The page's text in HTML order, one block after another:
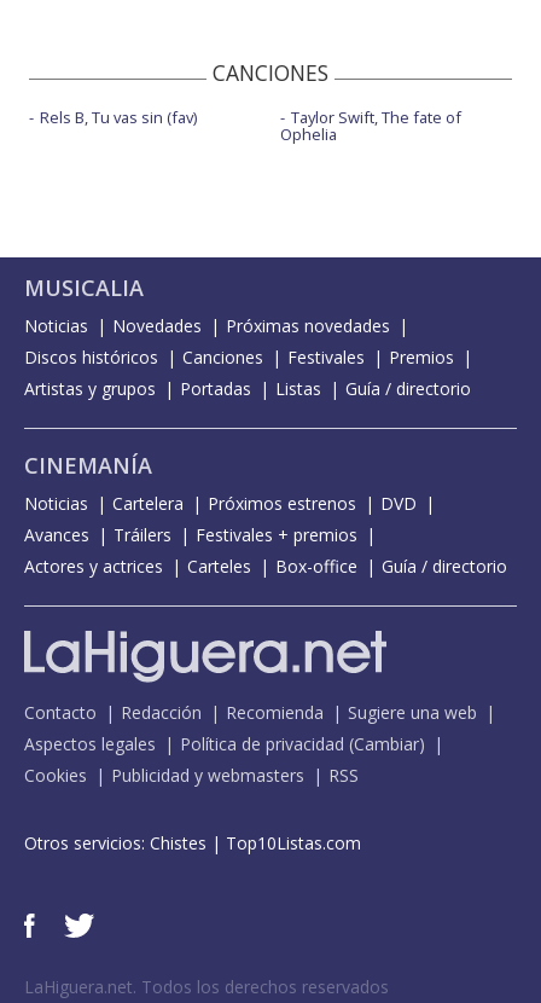
CANCIONES
Rels B, Tu vas sin (fav) Taylor Swift, The fate of
Ophelia
MUSICALIA
Noticias Novedades
Próximas novedades
Discos históricos
Canciones Festivales
Premios
Artistas y grupos
Portadas Listas Guía / directorio
CINEMANÍA
Noticias Cartelera Próximos estrenos
DVD
Avances
Tráilers
Festivales + premios
Actores y actrices
Carteles Box-office Guía / directorio
Contacto Redacción Recomienda
Sugiere una web
Aspectos legales
Política de privacidad (Cambiar)
Cookies
Publicidad y webmasters RSS
Otros servicios: Chistes | Top10Listas.com
LaHiguera.net. Todos los derechos reservados